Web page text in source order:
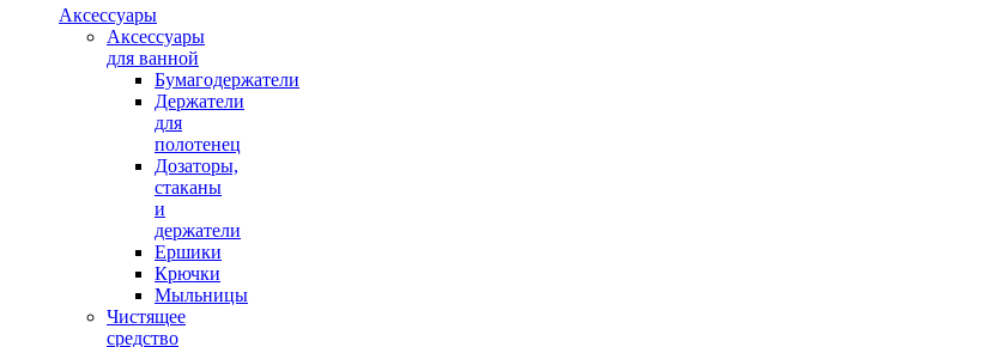
Аксессуары
Аксессуары
для ванной
Бумагодержатели
Держатели
для
полотенец
Дозаторы,
стаканы
и
держатели
Ершики
Крючки
Мыльницы
Чистящее
средство